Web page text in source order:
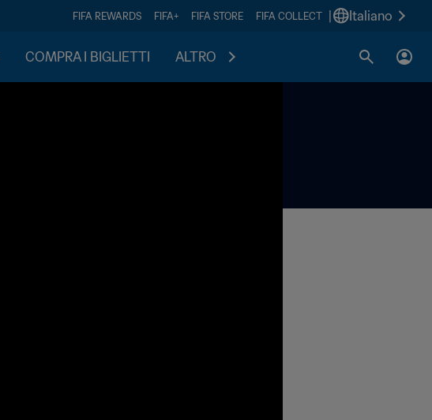
FIFA REWARDS FIFA+ FIFA STORE FIFA COLLECT Italiano
COMPRA I BIGLIETTI ALTRO